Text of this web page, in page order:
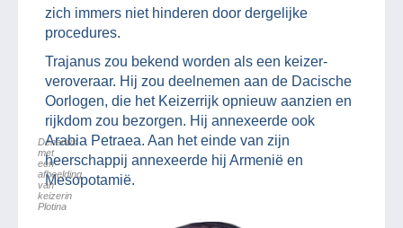
zich immers niet hinderen door dergelijke
procedures.
Trajanus zou bekend worden als een keizer-
veroveraar. Hij zou deelnemen aan de Dacische
Oorlogen, die het Keizerrijk opnieuw aanzien en
rijkdom zou bezorgen. Hij annexeerde ook
Arabia Petraea. Aan het einde van zijn
heerschappij annexeerde hij Armenië en
Mesopotamië.
Denarius
met
een
afbeelding
van
keizerin
Plotina